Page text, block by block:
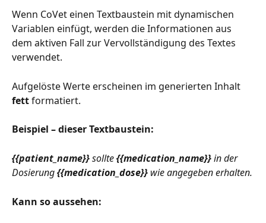
Wenn CoVet einen Textbaustein mit dynamischen
Variablen einfügt, werden die Informationen aus
dem aktiven Fall zur Vervollständigung des Textes
verwendet.
Aufgelöste Werte erscheinen im generierten Inhalt
fett formatiert.
Beispiel – dieser Textbaustein:
{{patient_name}} sollte {{medication_name}} in der
Dosierung {{medication_dose}} wie angegeben erhalten.
Kann so aussehen: